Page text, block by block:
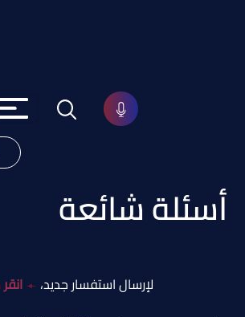
أسئلة شائعة
لإرسال استفسار جديد،